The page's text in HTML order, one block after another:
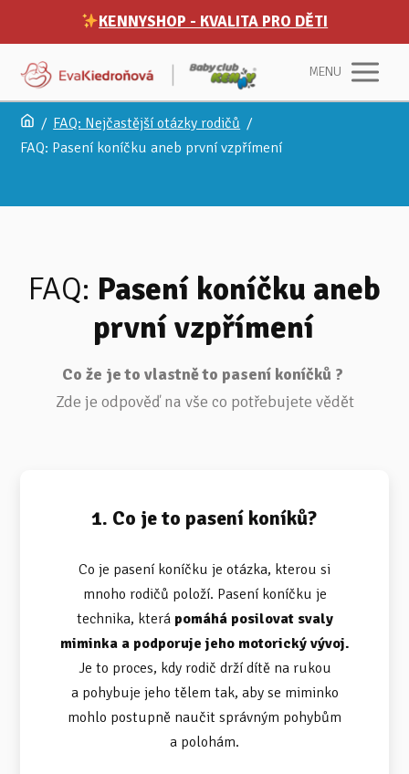
KENNYSHOP - KVALITA PRO DĚTI
MENU
/ FAQ: Nejčastější otázky rodičů /
FAQ: Pasení koníčku aneb první vzpřímení
FAQ: Pasení koníčku aneb
první vzpřímení
Co že je to vlastně to pasení koníčků ?
Zde je odpověď na vše co potřebujete vědět
1. Co je to pasení koníků?
Co je pasení koníčku je otázka, kterou si
mnoho rodičů položí. Pasení koníčku je
technika, která pomáhá posilovat svaly
miminka a podporuje jeho motorický vývoj.
Je to proces, kdy rodič drží dítě na rukou
a pohybuje jeho tělem tak, aby se miminko
mohlo postupně naučit správným pohybům
a polohám.